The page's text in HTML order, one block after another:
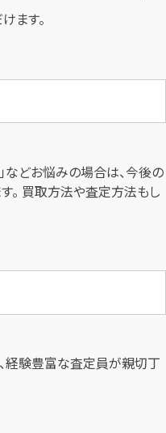
ます。
」などお悩みの場合は、今後の
。 買取方法や査定方法もし
経験豊富な査定員が親切丁